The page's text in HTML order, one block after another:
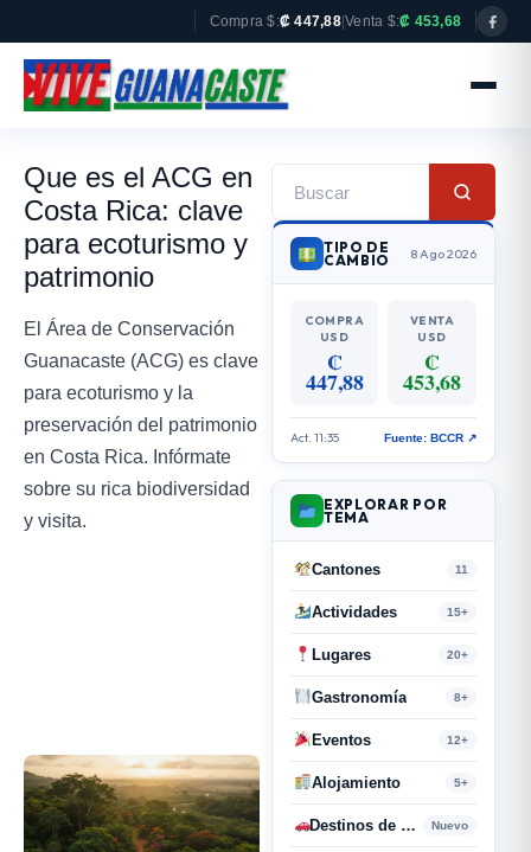
Compra $:₡ 447,88| Venta $:₡ 453,68
Que es el ACG en
Costa Rica: clave
para ecoturismo y
patrimonio
El Área de Conservación
Guanacaste (ACG) es clave
para ecoturismo y la
preservación del patrimonio
en Costa Rica. Infórmate
sobre su rica biodiversidad
y visita.
TIPO DE
CAMBIO 8 Ago 2026
COMPRA
USD
₡
447,88
VENTA
USD
₡
453,68
Act. 11:35 Fuente: BCCR ↗
EXPLORAR POR
TEMA
Cantones 11
Actividades 15+
Lugares 20+
Gastronomía 8+
Eventos 12+
Alojamiento 5+
Destinos de Paso Nuevo